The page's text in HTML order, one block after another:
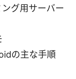
グ用サーバー
の主な手順